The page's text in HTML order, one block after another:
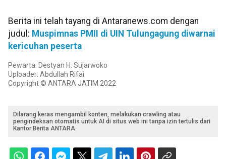
Berita ini telah tayang di Antaranews.com dengan
judul: Muspimnas PMII di UIN Tulungagung diwarnai
kericuhan peserta
Pewarta: Destyan H. Sujarwoko
Uploader: Abdullah Rifai
Copyright © ANTARA JATIM 2022
Dilarang keras mengambil konten, melakukan crawling atau
pengindeksan otomatis untuk AI di situs web ini tanpa izin tertulis dari
Kantor Berita ANTARA.